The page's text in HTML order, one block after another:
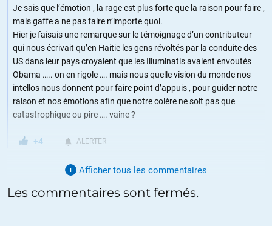
Je sais que l’émotion , la rage est plus forte que la raison pour faire ,
mais gaffe a ne pas faire n’importe quoi.
Hier je faisais une remarque sur le témoignage d’un contributeur
qui nous écrivait qu’en Haitie les gens révoltés par la conduite des
US dans leur pays croyaient que les Illumlnatis avaient envoutés
Obama ….. on en rigole …. mais nous quelle vision du monde nos
intellos nous donnent pour faire point d’appuis , pour guider notre
raison et nos émotions afin que notre colère ne soit pas que
catastrophique ou pire …. vaine ?
+4 ALERTER
jmdest62 //30.01.2015 à 08h12
Afficher tous les commentaires
Les commentaires sont fermés.